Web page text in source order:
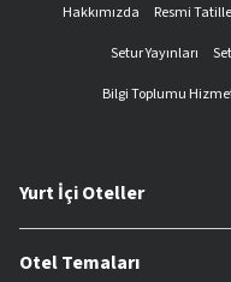
Hakkımızda Resmi
Setur Yayınları
Bilgi Toplumu
Yurt İçi Oteller
Otel Temaları